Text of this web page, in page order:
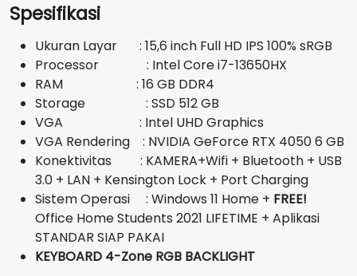
adalah:
Rp26.000.000.
adalah:
Rp24.200.000.
Spesifikasi
Ukuran Layar : 15,6 inch Full HD IPS 100% sRGB
Processor : Intel Core i7-13650HX
RAM : 16 GB DDR4
Storage : SSD 512 GB
VGA : Intel UHD Graphics
VGA Rendering : NVIDIA GeForce RTX 4050 6 GB
Konektivitas : KAMERA+Wifi + Bluetooth + USB
3.0 + LAN + Kensington Lock + Port Charging
Sistem Operasi : Windows 11 Home + FREE!
Office Home Students 2021 LIFETIME + Aplikasi
STANDAR SIAP PAKAI
KEYBOARD 4-Zone RGB BACKLIGHT